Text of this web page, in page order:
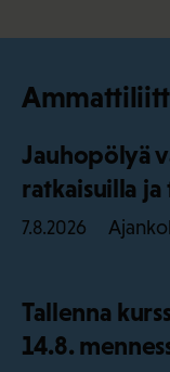
Jauhopölyä
ratkaisuilla
7.8.2026
Tallenna
14.8.